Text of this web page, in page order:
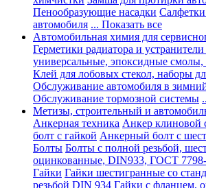
Пенообразующие насадки
автомобиля ... Показать все
Автомобильная химия для
Герметики радиатора и устранители
универсальные, эпоксидные
Клей для лобовых стекол, наборы
Обслуживание автомобиля в
Обслуживание тормозной системы
Метизы, строительный и
Анкерная техника Анкер клиновой
болт с гайкой Анкерный болт с
Болты Болты с полной резьбой,
оцинкованные, DIN933, ГОСТ
Гайки Гайки шестигранные со
резьбой DIN 934 Гайки с фланцем,